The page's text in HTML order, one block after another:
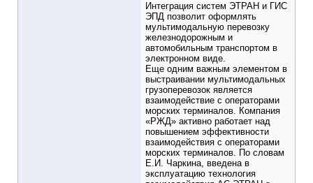
Интеграция систем ЭТРАН и ГИС
ЭПД позволит оформлять
мультимодальную перевозку
железнодорожным и
автомобильным транспортом в
электронном виде.
Еще одним важным элементом в
выстраивании мультимодальных
грузоперевозок является
взаимодействие с операторами
морских терминалов. Компания
«РЖД» активно работает над
повышением эффективности
взаимодействия с операторами
морских терминалов. По словам
Е.И. Чаркина, введена в
эксплуатацию технология